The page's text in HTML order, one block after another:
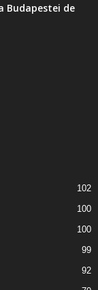
Budapestei de
102
100
100
99
92